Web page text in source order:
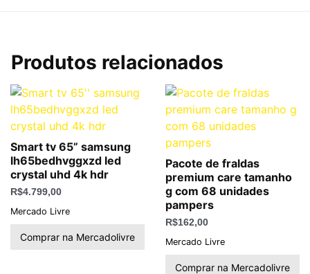
Produtos relacionados
Smart tv 65” samsung
lh65bedhvggxzd led
crystal uhd 4k hdr
R$4.799,00
Mercado Livre
Comprar na Mercadolivre
Pacote de fraldas
premium care tamanho
g com 68 unidades
pampers
R$162,00
Mercado Livre
Comprar na Mercadolivre